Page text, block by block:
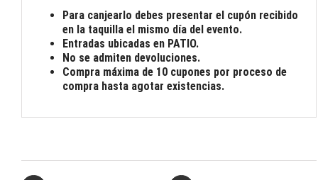
Para canjearlo debes presentar el cupón recibido
en la taquilla el mismo día del evento.
Entradas ubicadas en PATIO.
No se admiten devoluciones.
Compra máxima de 10 cupones por proceso de
compra hasta agotar existencias.